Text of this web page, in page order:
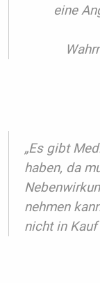
eine
„Es gibt
haben, da
nehmen
nicht in Kauf